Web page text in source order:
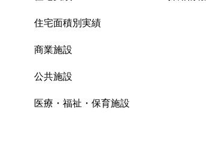
住宅面積別実績
商業施設
公共施設
医療・福祉・保育施設